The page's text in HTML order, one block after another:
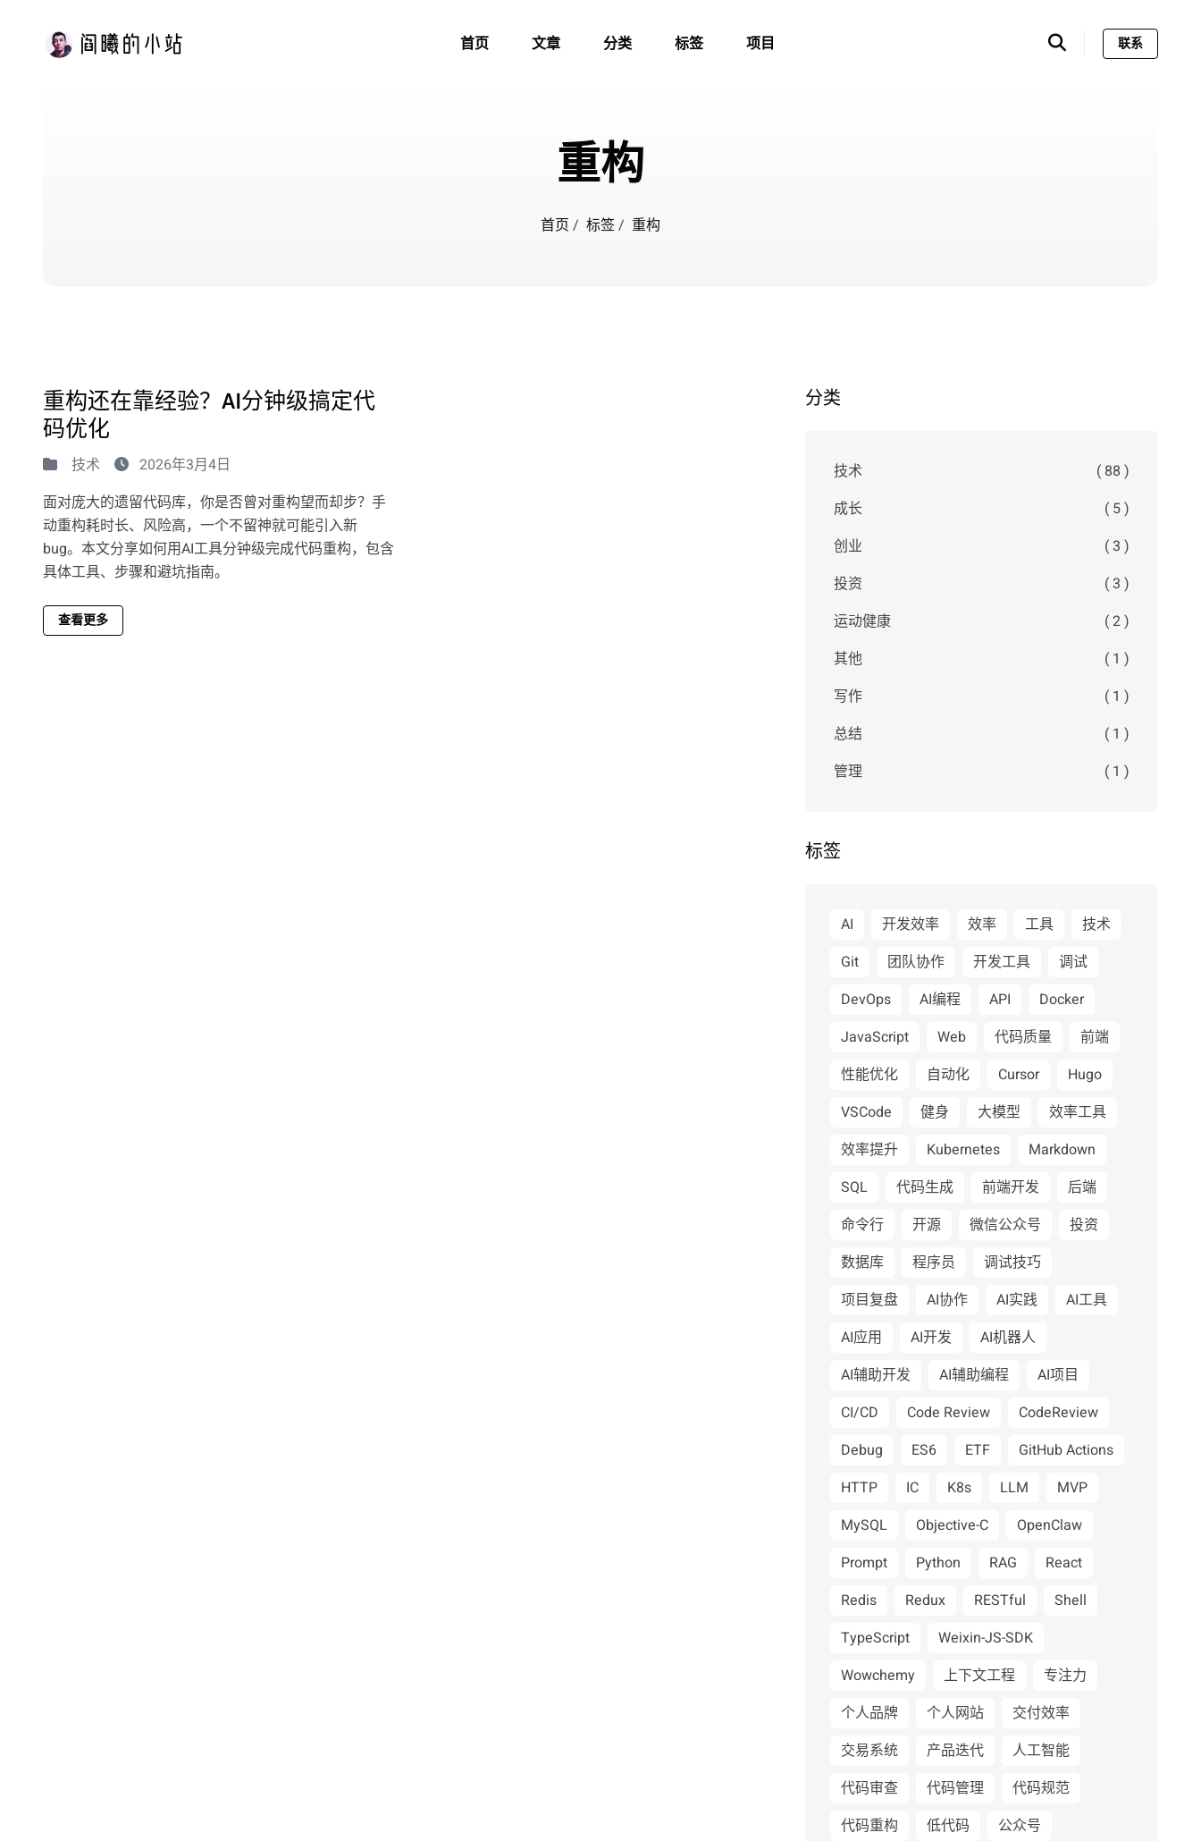
首页 文章 分类 标签 项目 联系
重构
首页 / 标签/ 重构
重构还在靠经验？AI分钟级搞定代
码优化
技术
2026年3月4日
面对庞大的遗留代码库，你是否曾对重构望而却步？手
动重构耗时长、风险高，一个不留神就可能引入新
bug。本文分享如何用AI工具分钟级完成代码重构，包含
具体工具、步骤和避坑指南。
查看更多
分类
技术
( 88 )
成长
( 5 )
创业
( 3 )
投资
( 3 )
运动健康
( 2 )
其他
( 1 )
写作
( 1 )
总结
( 1 )
管理
( 1 )
标签
AI 开发效率 效率 工具
技术
Git
团队协作 开发工具
调试
DevOps
AI编程 API
Docker
JavaScript
Web 代码质量
前端
性能优化
自动化 Cursor
Hugo
VSCode
健身 大模型
效率工具
效率提升
Kubernetes
Markdown
SQL
代码生成 前端开发
后端
命令行
开源 微信公众号
投资
数据库
程序员
调试技巧
项目复盘
AI协作 AI实践
AI工具
AI应用
AI开发
AI机器人
AI辅助开发
AI辅助编程
AI项目
CI/CD
Code Review
CodeReview
Debug
ES6 ETF
GitHub Actions
HTTP
IC K8s LLM
MVP
MySQL
Objective-C
OpenClaw
Prompt
Python RAG
React
Redis
Redux RESTful
Shell
TypeScript
Weixin-JS-SDK
Wowchemy
上下文工程
专注力
个人品牌
个人网站
交付效率
交易系统
产品迭代
人工智能
代码审查
代码管理
代码规范
代码重构
低代码
公众号